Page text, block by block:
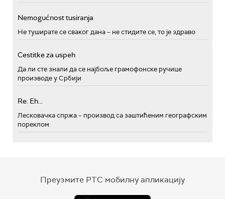
Nemogućnost tusiranja
Не туширате се сваког дана – не стидите се, то је здраво
Cestitke za uspeh
Да ли сте знали да се најбоље грамофонске ручице
производе у Србији
Re: Eh...
Лесковачка спржа – производ са заштићеним географским
пореклом
Преузмите РТС мобилну апликацију